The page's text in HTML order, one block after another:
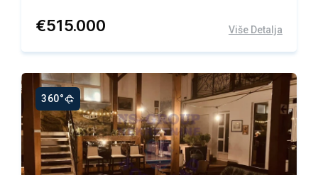
€515.000 Više Detalja
360°